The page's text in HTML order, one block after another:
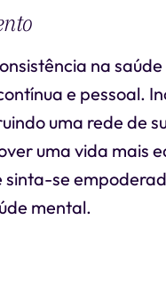
na
e pessoal.
uma rede de
uma vida mais
sinta-se
mental.